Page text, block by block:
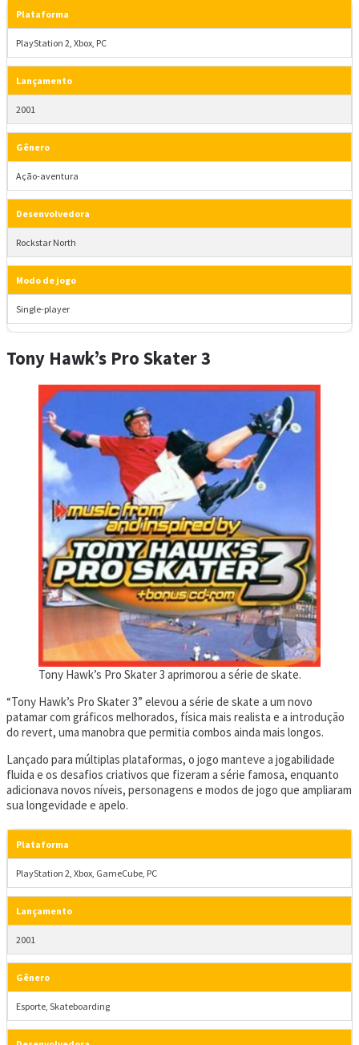
Plataforma
PlayStation 2, Xbox, PC
Lançamento
2001
Gênero
Ação-aventura
Desenvolvedora
Rockstar North
Modo de jogo
Single-player
Tony Hawk’s Pro Skater 3
Tony Hawk’s Pro Skater 3 aprimorou a série de skate.
“Tony Hawk’s Pro Skater 3” elevou a série de skate a um novo
patamar com gráficos melhorados, física mais realista e a introdução
do revert, uma manobra que permitia combos ainda mais longos.
Lançado para múltiplas plataformas, o jogo manteve a jogabilidade
fluida e os desafios criativos que fizeram a série famosa, enquanto
adicionava novos níveis, personagens e modos de jogo que ampliaram
sua longevidade e apelo.
Plataforma
PlayStation 2, Xbox, GameCube, PC
Lançamento
2001
Gênero
Esporte, Skateboarding